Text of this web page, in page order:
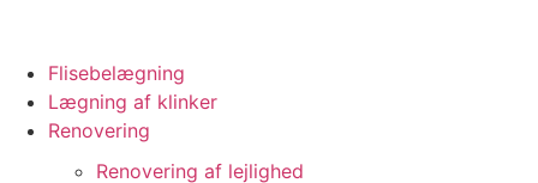
Flisebelægning
Lægning af klinker
Renovering
Renovering af lejlighed